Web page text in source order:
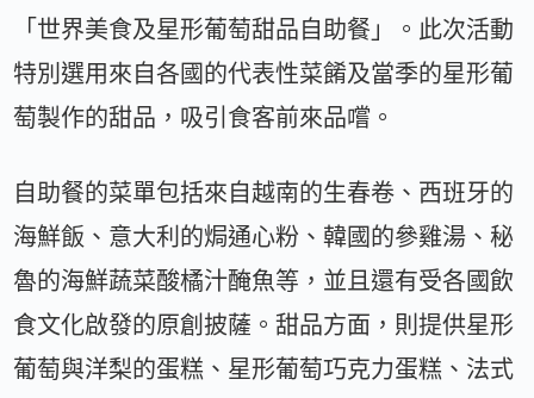
「世界美食及星形葡萄甜品自助餐」。此次活動
特別選用來自各國的代表性菜餚及當季的星形葡
萄製作的甜品，吸引食客前來品嚐。
自助餐的菜單包括來自越南的生春卷、西班牙的
海鮮飯、意大利的焗通心粉、韓國的參雞湯、秘
魯的海鮮蔬菜酸橘汁醃魚等，並且還有受各國飲
食文化啟發的原創披薩。甜品方面，則提供星形
葡萄與洋梨的蛋糕、星形葡萄巧克力蛋糕、法式